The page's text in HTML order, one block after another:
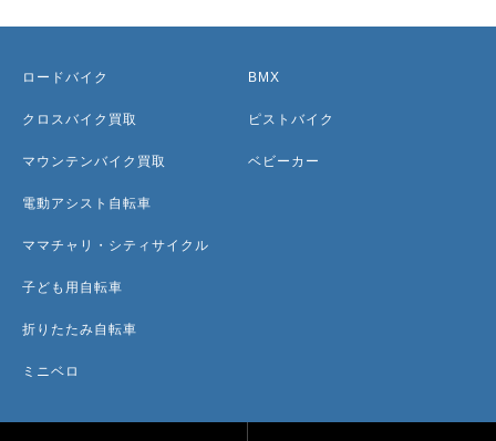
ロードバイク
クロスバイク買取
マウンテンバイク買取
電動アシスト自転車
ママチャリ・シティサイクル
子ども用自転車
折りたたみ自転車
ミニベロ
BMX
ピストバイク
ベビーカー